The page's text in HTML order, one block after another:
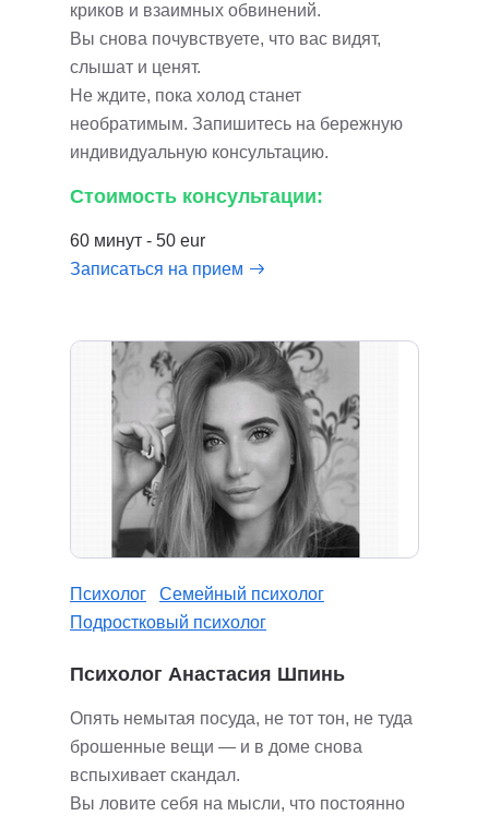
криков и взаимных обвинений.
Вы снова почувствуете, что вас видят,
слышат и ценят.
Не ждите, пока холод станет
необратимым. Запишитесь на бережную
индивидуальную консультацию.
Стоимость консультации:
60 минут - 50 eur
Записаться на прием
Психолог
Семейный психолог
Подростковый психолог
Психолог Анастасия Шпинь
Опять немытая посуда, не тот тон, не туда
брошенные вещи — и в доме снова
вспыхивает скандал.
Вы ловите себя на мысли, что постоянно